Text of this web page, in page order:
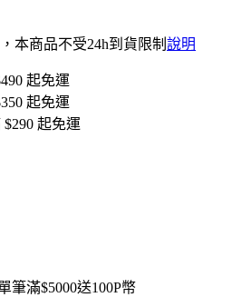
本商品不受24h到貨限制 說明
起免運
起免運
起免運
筆滿$5000送100P幣